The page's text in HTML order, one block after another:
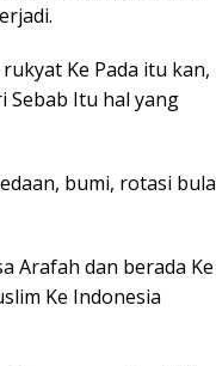
Ke Pada itu kan,
Sebab Itu hal yang
bumi, rotasi
Arafah dan berada Ke
Ke Indonesia